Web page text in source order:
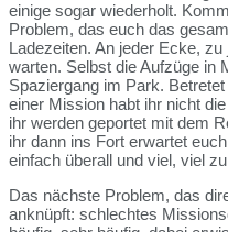
einige sogar wiederholt.
Problem, das euch das
Ladezeiten. An jeder Ecke,
warten. Selbst die Aufzüge in
Spaziergang im Park.
einer Mission habt ihr nicht
ihr werden geportet mit dem
ihr dann ins Fort erwartet
einfach überall und viel, viel
Das nächste Problem, das
anknüpft: schlechtes